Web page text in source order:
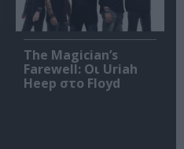
The Magician’s
Farewell: Οι Uriah
Heep στο Floyd